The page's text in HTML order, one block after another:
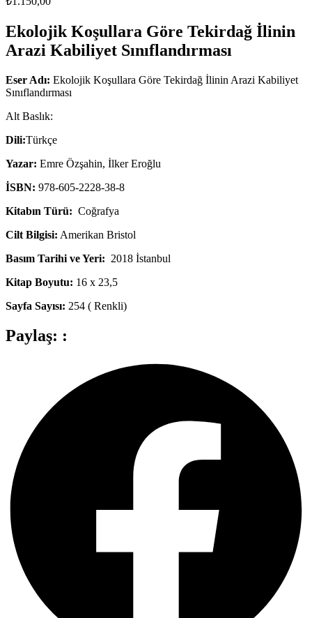
Ekolojik Koşullara Göre Tekirdağ İlinin
Arazi Kabiliyet Sınıflandırması
Eser Adı: Ekolojik Koşullara Göre Tekirdağ İlinin Arazi Kabiliyet
Sınıflandırması
Alt Baslık:
Dili:Türkçe
Yazar: Emre Özşahin, İlker Eroğlu
İSBN: 978-605-2228-38-8
Kitabın Türü: Coğrafya
Cilt Bilgisi: Amerikan Bristol
Basım Tarihi ve Yeri: 2018 İstanbul
Kitap Boyutu: 16 x 23,5
Sayfa Sayısı: 254 ( Renkli)
Paylaş: :